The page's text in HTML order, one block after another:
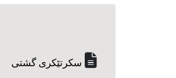
سکرتێکری گشتی